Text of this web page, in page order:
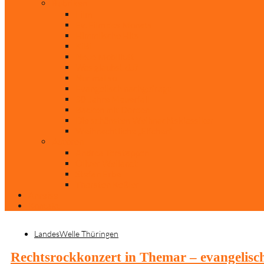
LandesWelle Thüringen
Rechtsrockkonzert in Themar –